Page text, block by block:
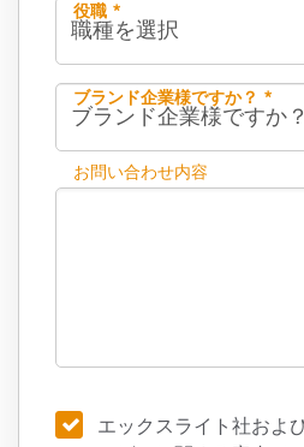
役職 *
ブランド企業様ですか？ *
お問い合わせ内容
エックスライト社およ